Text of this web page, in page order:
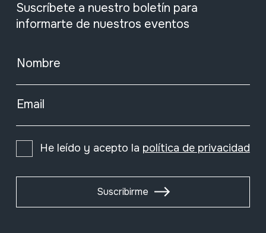
Suscríbete a nuestro boletín para
informarte de nuestros eventos
Nombre
Email
He leído y acepto la política de privacidad
Suscribirme